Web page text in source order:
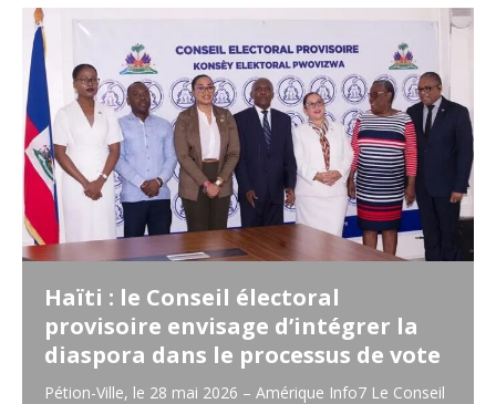
Haïti : le Conseil électoral
provisoire envisage d’intégrer la
diaspora dans le processus de vote
Pétion-Ville, le 28 mai 2026 – Amérique Info7 Le Conseil